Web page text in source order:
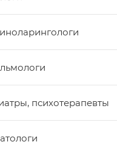
психотерапевты